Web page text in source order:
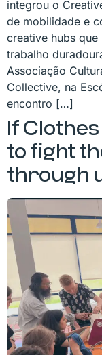
integrou o
de mobilidade e
creative hubs
trabalho
Associação
Collective, na
encontro […]
If
to fight
through